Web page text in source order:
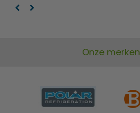
Onze merken